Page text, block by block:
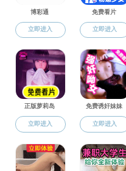
教工之家
关工委